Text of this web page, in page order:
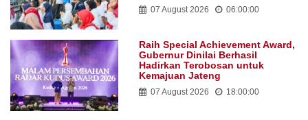
07 August 2026 06:00:00
Raih Special Achievement Award,
Gubernur Dinilai Berhasil
Hadirkan Terobosan untuk
Kemajuan Jateng
07 August 2026 18:00:00